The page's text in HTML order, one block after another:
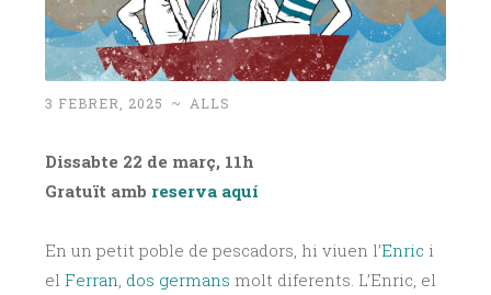
3 FEBRER, 2025 ~ ALLS
Dissabte 22 de març, 11h
Gratuït amb reserva aquí
En un petit poble de pescadors, hi viuen l’Enric i
el Ferran dos germans molt diferents. L’Enric, el